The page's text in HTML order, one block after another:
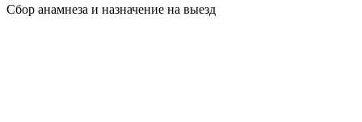
Сбор анамнеза и назначение на выезд